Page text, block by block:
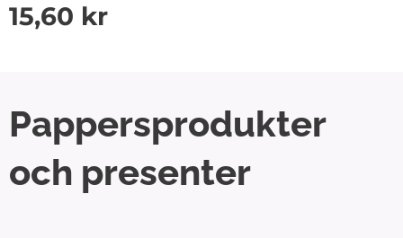
15,60 kr
Pappersprodukter
och presenter